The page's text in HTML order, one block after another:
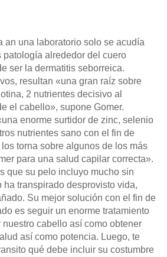
an una laboratorio solo se acudía
patología alrededor del cuero
ser la dermatitis seborreica.
resultan «una gran raíz sobre
2 nutrientes decisivo al
el cabello», supone Gomer.
enorme surtidor de zinc, selenio
nutrientes sano con el fin de
torna sobre algunos de los más
para una salud capilar correcta».
que su pelo incluyo mucho sin
ha transpirado desprovisto vida,
Su mejor solución con el fin de
es seguir un enorme tratamiento
cabello así­ como obtener
así­ como potencia. Luego, te
qué debe incluir su costumbre